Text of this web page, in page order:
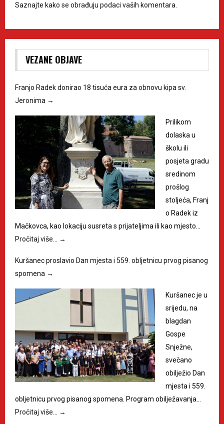
Saznajte kako se obrađuju podaci vaših komentara.
VEZANE OBJAVE
Franjo Radek donirao 18 tisuća eura za obnovu kipa sv.
Jeronima →
Prilikom
dolaska u
školu ili
posjeta gradu
sredinom
prošlog
stoljeća, Franj
o Radek iz
Mačkovca, kao lokaciju susreta s prijateljima ili kao mjesto…
Pročitaj više…
→
Kuršanec proslavio Dan mjesta i 559. obljetnicu prvog pisanog
spomena →
Kuršanec je u
srijedu, na
blagdan
Gospe
Snježne,
svečano
obilježio Dan
mjesta i 559.
obljetnicu prvog pisanog spomena. Program obilježavanja…
Pročitaj više…
→